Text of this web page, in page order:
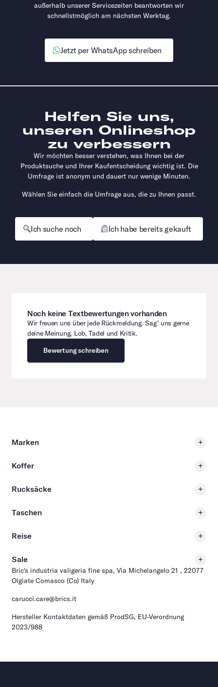
außerhalb unserer Servicezeiten beantworten wir
schnellstmöglich am nächsten Werktag.
Jetzt per WhatsApp schreiben
Helfen Sie uns,
unseren Onlineshop
zu verbessern
Wir möchten besser verstehen, was Ihnen bei der
Produktsuche und Ihrer Kaufentscheidung wichtig ist. Die
Umfrage ist anonym und dauert nur wenige Minuten.
Wählen Sie einfach die Umfrage aus, die zu Ihnen passt.
Ich suche noch Ich habe bereits gekauft
Noch keine Textbewertungen vorhanden
Wir freuen uns über jede Rückmeldung. Sag’ uns gerne
deine Meinung, Lob, Tadel und Kritik.
Bewertung schreiben
Marken
Koffer
Rucksäcke
Taschen
Reise
Sale
Bric's industria valigeria fine spa, Via Michelangelo 21 , 22077
Olgiate Comasco (Co) Italy
carucci.care@brics.it
Hersteller Kontaktdaten gemäß ProdSG, EU-Verordnung
2023/988